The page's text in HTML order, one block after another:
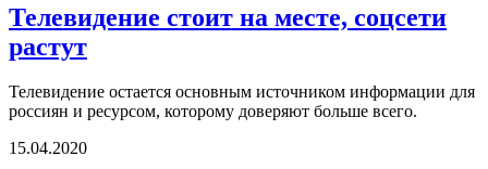
Телевидение стоит на месте, соцсети
растут
Телевидение остается основным источником информации для
россиян и ресурсом, которому доверяют больше всего.
15.04.2020